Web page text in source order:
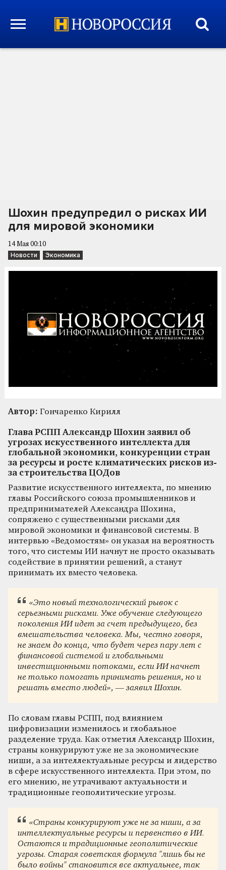
Шохин предупредил о рисках ИИ
для мировой экономики
14 Мая 00:10
Новости Экономика
Автор: Гончаренко Кирилл
Глава РСПП Александр Шохин заявил об
угрозах искусственного интеллекта для
глобальной экономики, конкуренции стран
за ресурсы и росте климатических рисков из-
за строительства ЦОДов
Развитие искусственного интеллекта, по мнению
главы Российского союза промышленников и
предпринимателей Александра Шохина,
сопряжено с существенными рисками для
мировой экономики и финансовой системы. В
интервью «Ведомостям» он указал на вероятность
того, что системы ИИ начнут не просто оказывать
содействие в принятии решений, а станут
принимать их вместо человека.
«Это новый технологический рывок с
серьезными рисками. Уже обучение следующего
поколения ИИ идет за счет предыдущего, без
вмешательства человека. Мы, честно говоря,
не знаем до конца, что будет через пару лет с
финансовой системой и глобальными
инвестиционными потоками, если ИИ начнет
не только помогать принимать решения, но и
решать вместо людей», — заявил Шохин.
По словам главы РСПП, под влиянием
цифровизации изменилось и глобальное
разделение труда. Как отметил Александр Шохин,
страны конкурируют уже не за экономические
ниши, а за интеллектуальные ресурсы и лидерство
в сфере искусственного интеллекта. При этом, по
его мнению, не утрачивают актуальности и
традиционные геополитические угрозы.
«Cтраны конкурируют уже не за ниши, а за
интеллектуальные ресурсы и первенство в ИИ.
Остаются и традиционные геополитические
угрозы. Старая советская формула "лишь бы не
было войны" становится все актуальнее, так